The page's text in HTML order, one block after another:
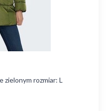
rozmiar: L